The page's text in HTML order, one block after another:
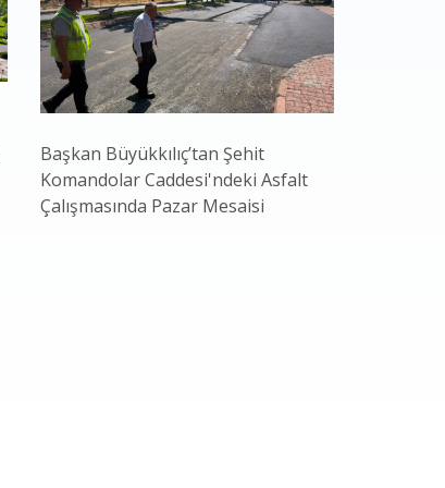
Başkan Büyükkılıç’tan Şehit
Komandolar Caddesi'ndeki Asfalt
Çalışmasında Pazar Mesaisi